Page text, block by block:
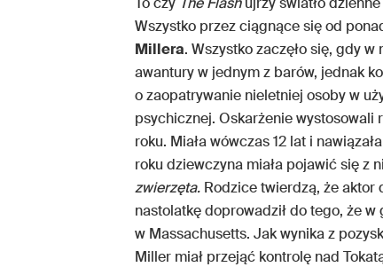
Wszystko przez ciągnące się od
Millera. Wszystko zaczęło się, gdy
awantury w jednym z barów, jednak
o zaopatrywanie nieletniej osoby w
psychicznej. Oskarżenie wystosowali
roku. Miała wówczas 12 lat i
roku dziewczyna miała pojawić się z
zwierzęta. Rodzice twierdzą, że aktor
nastolatkę doprowadził do tego, że
w Massachusetts. Jak wynika z
Miller miał przejąć kontrolę nad